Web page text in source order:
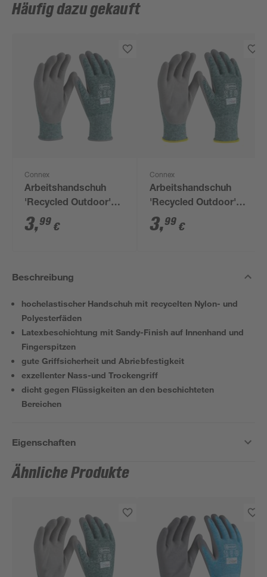
Häufig dazu gekauft
Connex
Arbeitshandschuh
'Recycled Outdoor'
grün/weiß/grau Größe
9/L
3,99 €
Connex
Arbeitshandschuh
'Recycled Outdoor'
grün/weiß/grau Größe
10/XL
3,99 €
Beschreibung
hochelastischer Handschuh mit recycelten Nylon- und
Polyesterfäden
Latexbeschichtung mit Sandy-Finish auf Innenhand und
Fingerspitzen
gute Griffsicherheit und Abriebfestigkeit
exzellenter Nass-und Trockengriff
dicht gegen Flüssigkeiten an den beschichteten
Bereichen
Eigenschaften
Ähnliche Produkte